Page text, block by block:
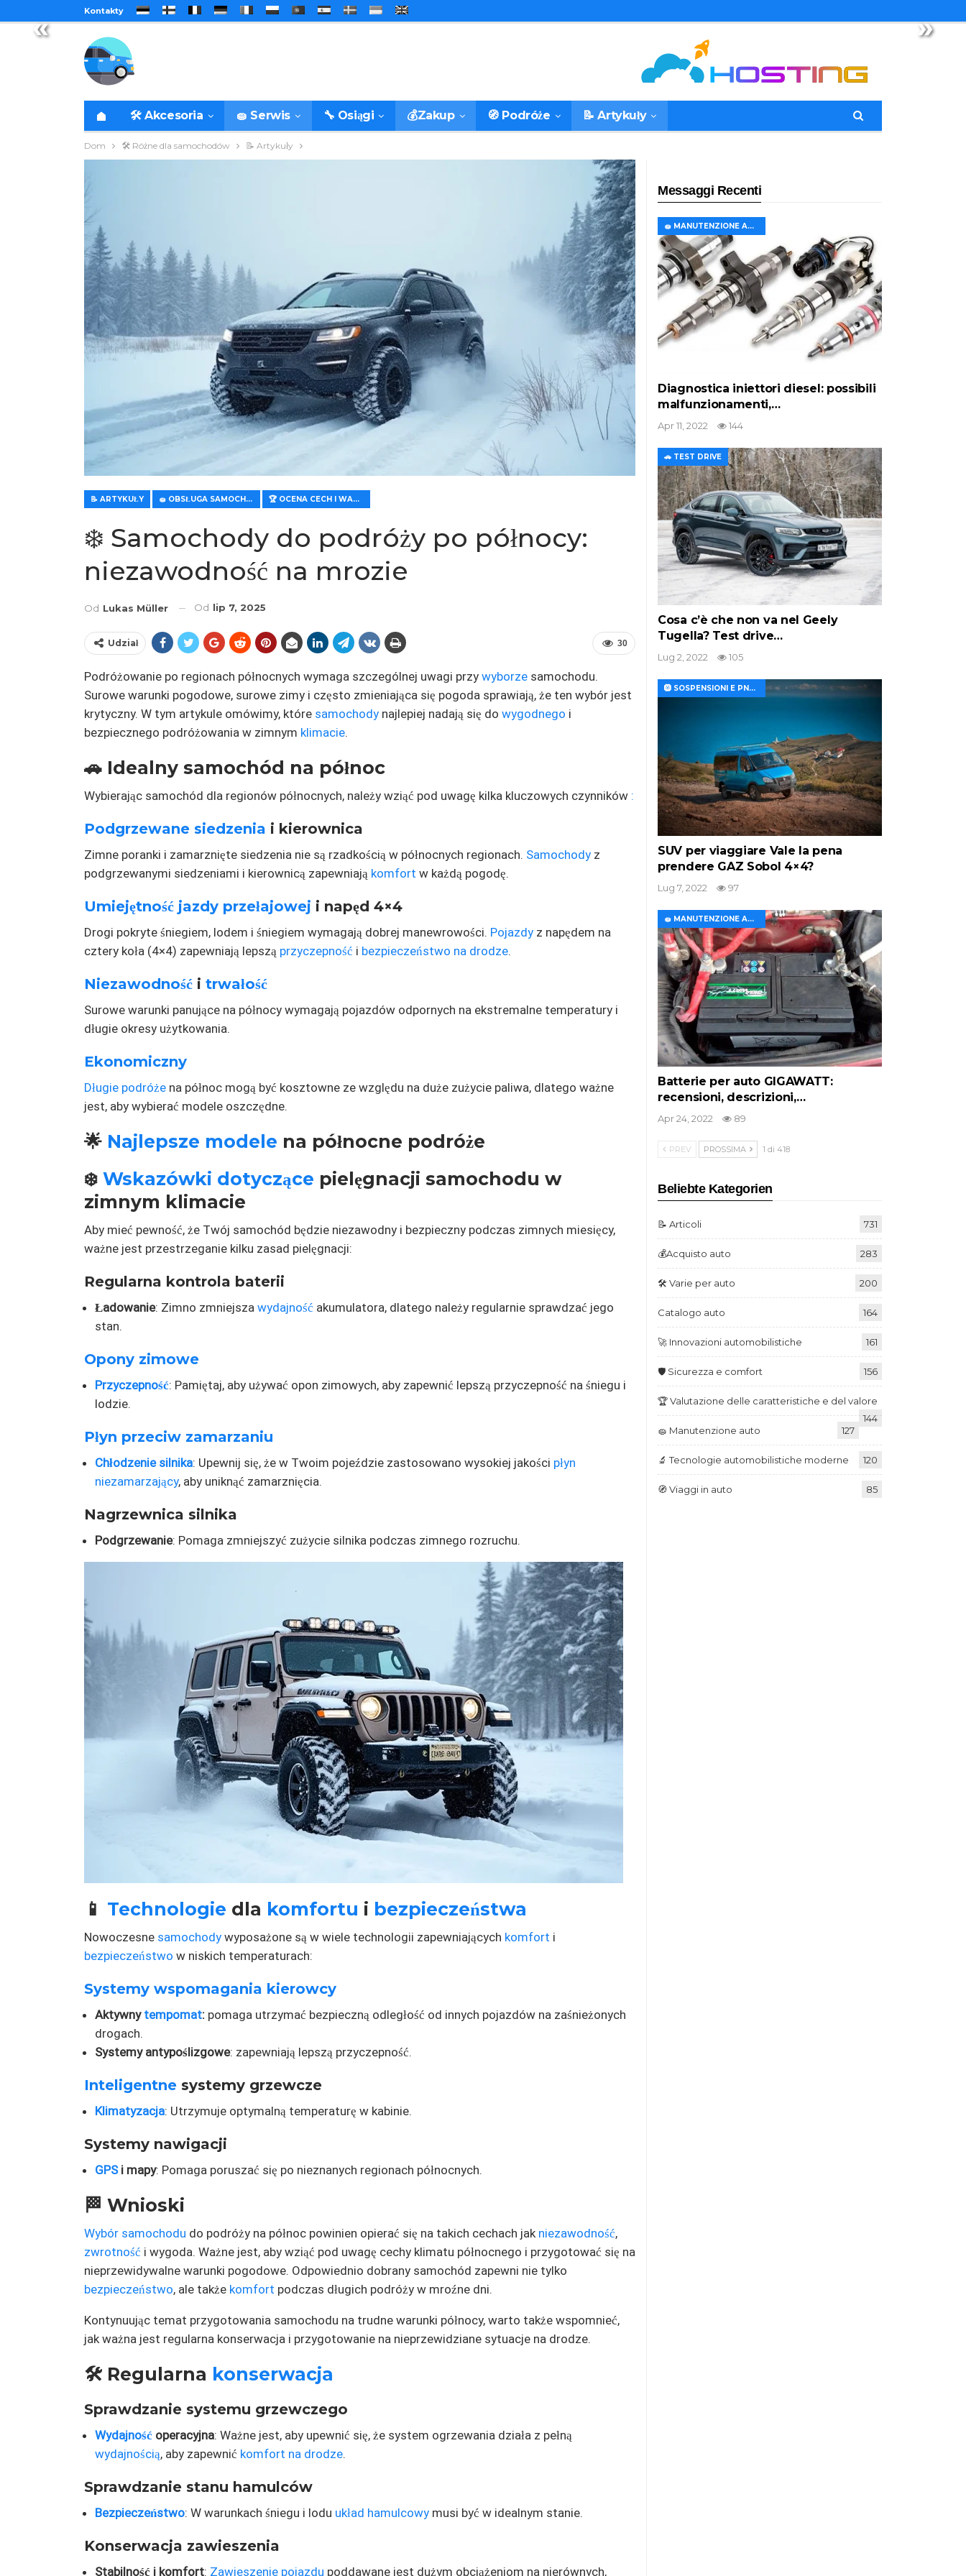
« »
Kontakty
🛠️ Akcesoria 🧽 Serwis 🔧 Osiągi 💰Zakup 🧭 Podróże 📝 Artykuły
Dom 🛠️ Różne dla samochodów 📝 Artykuły
📝 ARTYKUŁY 🧽 OBSŁUGA SAMOCHODOWA 🏆 OCENA CECH I WARTOŚCI
❄️ Samochody do podróży po północy:
niezawodność na mrozie
Od Lukas Müller Od lip 7, 2025
30
Udział
Podróżowanie po regionach północnych wymaga szczególnej uwagi przy wyborze samochodu.
Surowe warunki pogodowe, surowe zimy i często zmieniająca się pogoda sprawiają, że ten wybór jest
krytyczny. W tym artykule omówimy, które samochody najlepiej nadają się do wygodnego i
bezpiecznego podróżowania w zimnym klimacie.
🚗 Idealny samochód na północ
Wybierając samochód dla regionów północnych, należy wziąć pod uwagę kilka kluczowych czynników :
Podgrzewane siedzenia i kierownica
Zimne poranki i zamarznięte siedzenia nie są rzadkością w północnych regionach. Samochody z
podgrzewanymi siedzeniami i kierownicą zapewniają komfort w każdą pogodę.
Umiejętność jazdy przełajowej i napęd 4×4
Drogi pokryte śniegiem, lodem i śniegiem wymagają dobrej manewrowości. Pojazdy z napędem na
cztery koła (4×4) zapewniają lepszą przyczepność i bezpieczeństwo na drodze.
Niezawodność i trwałość
Surowe warunki panujące na północy wymagają pojazdów odpornych na ekstremalne temperatury i
długie okresy użytkowania.
Ekonomiczny
Długie podróże na północ mogą być kosztowne ze względu na duże zużycie paliwa, dlatego ważne
jest, aby wybierać modele oszczędne.
🌟 Najlepsze modele na północne podróże
❄️ Wskazówki dotyczące pielęgnacji samochodu w
zimnym klimacie
Aby mieć pewność, że Twój samochód będzie niezawodny i bezpieczny podczas zimnych miesięcy,
ważne jest przestrzeganie kilku zasad pielęgnacji:
Regularna kontrola baterii
Ładowanie: Zimno zmniejsza wydajność akumulatora, dlatego należy regularnie sprawdzać jego
stan.
Opony zimowe
Przyczepność: Pamiętaj, aby używać opon zimowych, aby zapewnić lepszą przyczepność na śniegu i
lodzie.
Płyn przeciw zamarzaniu
Chłodzenie silnika: Upewnij się, że w Twoim pojeździe zastosowano wysokiej jakości płyn
niezamarzający, aby uniknąć zamarznięcia.
Nagrzewnica silnika
Podgrzewanie: Pomaga zmniejszyć zużycie silnika podczas zimnego rozruchu.
📱 Technologie dla komfortu i bezpieczeństwa
Nowoczesne samochody wyposażone są w wiele technologii zapewniających komfort i
bezpieczeństwo w niskich temperaturach:
Systemy wspomagania kierowcy
Aktywny tempomat: pomaga utrzymać bezpieczną odległość od innych pojazdów na zaśnieżonych
drogach.
Systemy antypoślizgowe: zapewniają lepszą przyczepność.
Inteligentne systemy grzewcze
Klimatyzacja: Utrzymuje optymalną temperaturę w kabinie.
Systemy nawigacji
GPSi mapy: Pomaga poruszać się po nieznanych regionach północnych.
🏁 Wnioski
Wybór samochodu do podróży na północ powinien opierać się na takich cechach jak niezawodność,
zwrotność i wygoda. Ważne jest, aby wziąć pod uwagę cechy klimatu północnego i przygotować się na
nieprzewidywalne warunki pogodowe. Odpowiednio dobrany samochód zapewni nie tylko
bezpieczeństwo, ale także komfort podczas długich podróży w mroźne dni.
Kontynuując temat przygotowania samochodu na trudne warunki północy, warto także wspomnieć,
jak ważna jest regularna konserwacja i przygotowanie na nieprzewidziane sytuacje na drodze.
🛠️ Regularna konserwacja
Sprawdzanie systemu grzewczego
Wydajność operacyjna: Ważne jest, aby upewnić się, że system ogrzewania działa z pełną
wydajnością, aby zapewnić komfort na drodze.
Sprawdzanie stanu hamulców
Bezpieczeństwo: W warunkach śniegu i lodu układ hamulcowy musi być w idealnym stanie.
Konserwacja zawieszenia
Stabilność i komfort: Zawieszenie pojazdu poddawane jest dużym obciążeniom na nierównych,
Messaggi Recenti
🧽 MANUTENZIONE AUTO
Diagnostica iniettori diesel: possibili
malfunzionamenti,…
Apr 11, 2022 144
🚗 TEST DRIVE
Cosa c’è che non va nel Geely
Tugella? Test drive…
Lug 2, 2022 105
🛞 SOSPENSIONI E PNEUMATICI
SUV per viaggiare Vale la pena
prendere GAZ Sobol 4×4?
Lug 7, 2022 97
🧽 MANUTENZIONE AUTO
Batterie per auto GIGAWATT:
recensioni, descrizioni,…
Apr 24, 2022 89
PREV PROSSIMA 1 di 418
Beliebte Kategorien
📝 Articoli 731
💰Acquisto auto 283
🛠️ Varie per auto 200
Catalogo auto 164
🚀 Innovazioni automobilistiche 161
🛡️ Sicurezza e comfort 156
🏆 Valutazione delle caratteristiche e del valore
144
🧽 Manutenzione auto
127
🔬 Tecnologie automobilistiche moderne 120
🧭 Viaggi in auto 85